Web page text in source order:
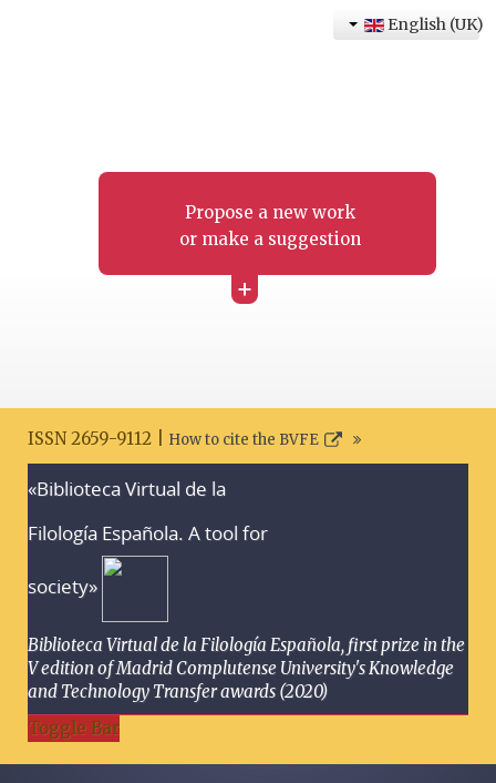
Propose a new work
or make a suggestion
+
English (UK)
ISSN 2659-9112 | How to cite the BVFE
«Biblioteca Virtual de la
Filología Española. A tool for
society»
Biblioteca Virtual de la Filología Española, first prize in the
V edition of Madrid Complutense University's Knowledge
and Technology Transfer awards (2020)
Toggle Bar